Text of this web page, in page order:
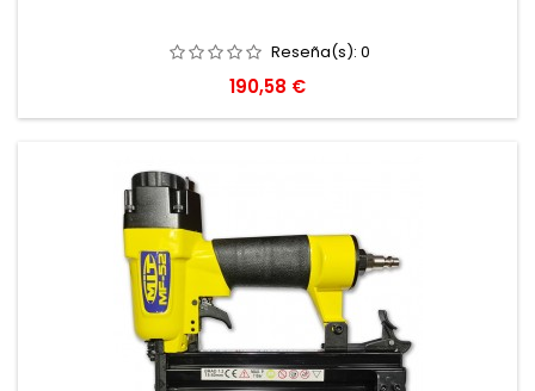
Reseña(s): 0
Precio
190,58 €